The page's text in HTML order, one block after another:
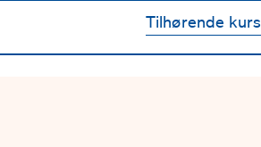
Tilhørende kurs